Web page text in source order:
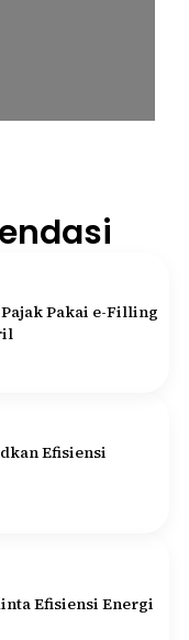
Pakai e-Filling
Efisiensi
Efisiensi Energi